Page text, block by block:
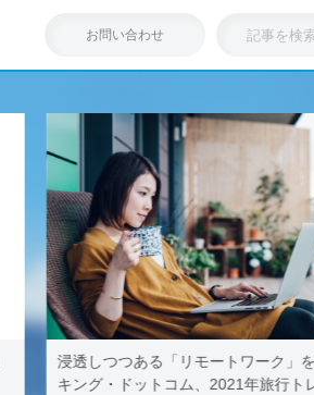
お問い合わせ
浸透しつつある「リモートワーク」
キング・ドットコム、2021年旅行ト